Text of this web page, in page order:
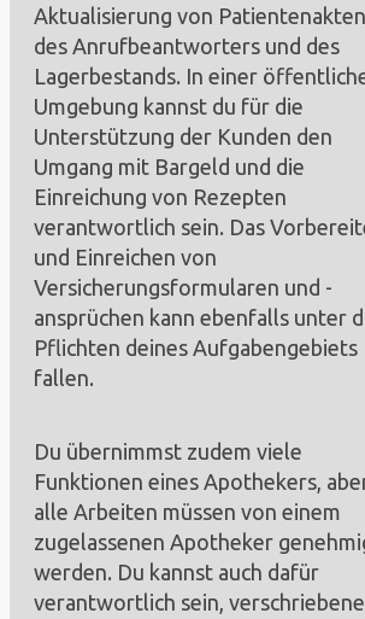
Aktualisierung von
des Anrufbeantworters und des
Lagerbestands. In einer
Umgebung kannst du für die
Unterstützung der Kunden den
Umgang mit Bargeld und die
Einreichung von Rezepten
verantwortlich sein. Das
und Einreichen von
Versicherungsformularen und -
ansprüchen kann ebenfalls unter
Pflichten deines Aufgabengebiets
fallen.
Du übernimmst zudem viele
Funktionen eines Apothekers,
alle Arbeiten müssen von einem
zugelassenen Apotheker
werden. Du kannst auch dafür
verantwortlich sein, verschriebene